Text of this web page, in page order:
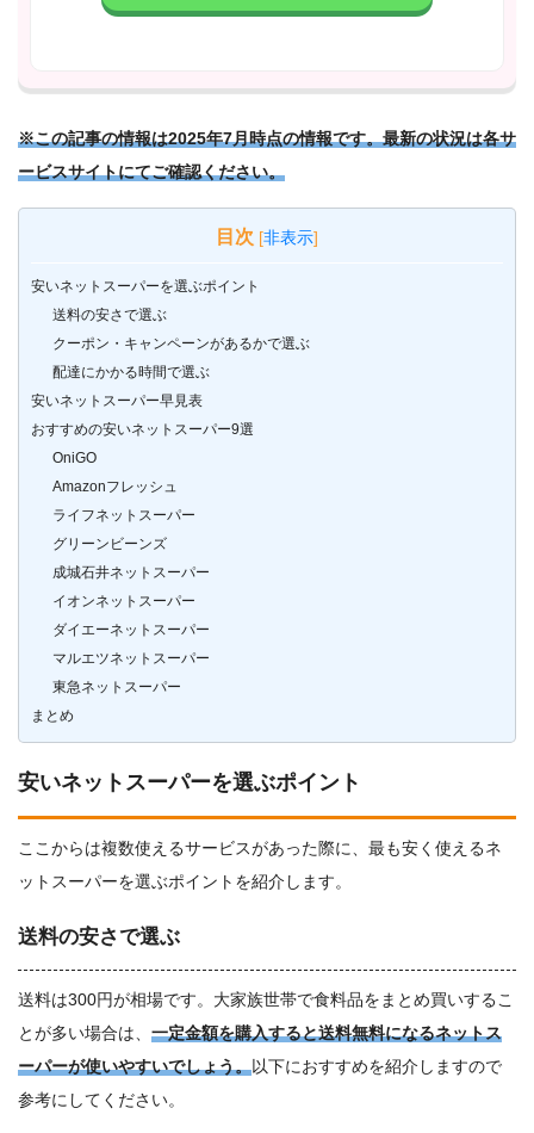
※この記事の情報は2025年7月時点の情報です。最新の状況は各サ
ービスサイトにてご確認ください。
目次 [非表示]
安いネットスーパーを選ぶポイント
送料の安さで選ぶ
クーポン・キャンペーンがあるかで選ぶ
配達にかかる時間で選ぶ
安いネットスーパー早見表
おすすめの安いネットスーパー9選
OniGO
Amazonフレッシュ
ライフネットスーパー
グリーンビーンズ
成城石井ネットスーパー
イオンネットスーパー
ダイエーネットスーパー
マルエツネットスーパー
東急ネットスーパー
まとめ
安いネットスーパーを選ぶポイント
ここからは複数使えるサービスがあった際に、最も安く使えるネ
ットスーパーを選ぶポイントを紹介します。
送料の安さで選ぶ
送料は300円が相場です。大家族世帯で食料品をまとめ買いするこ
とが多い場合は、 一定金額を購入すると送料無料になるネットス
ーパーが使いやすいでしょう。以下におすすめを紹介しますので
参考にしてください。